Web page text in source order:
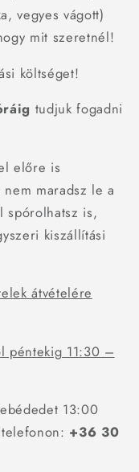
vegyes vágott)
mit szeretnél!
költséget!
tudjuk fogadni
előre is
maradsz le a
spórolhatsz is,
kiszállítási
átvételére
péntekig 11:30 –
13:00
+36 30